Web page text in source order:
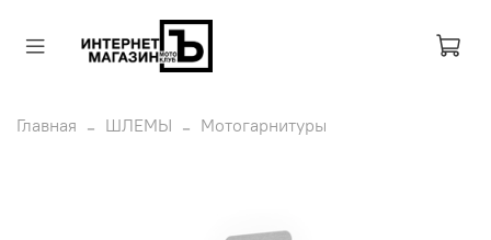
Главная ШЛЕМЫ Мотогарнитуры